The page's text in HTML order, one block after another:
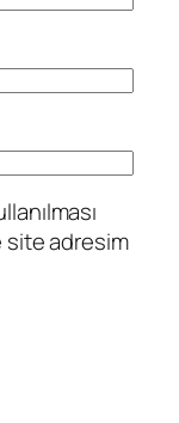
site adresim